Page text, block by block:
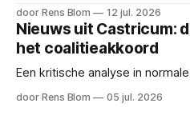
door Rens Blom 12 jul. 2026
Nieuws uit Castricum:
het coalitieakkoord
Een kritische analyse in
door Rens Blom 05 jul. 2026